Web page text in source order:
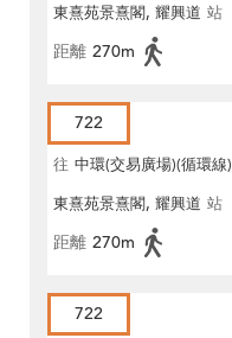
東熹苑景熹閣, 耀興道 站
距離 270m
722
往 中環(交易廣場)(循環線)
東熹苑景熹閣, 耀興道 站
距離 270m
722